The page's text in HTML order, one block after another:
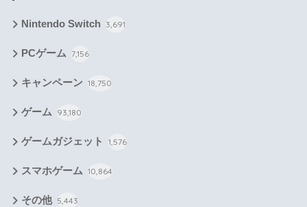
Nintendo Switch 3,691
PCゲーム 7,156
キャンペーン 18,750
ゲーム 93,180
ゲームガジェット 1,576
スマホゲーム 10,864
その他 5,443